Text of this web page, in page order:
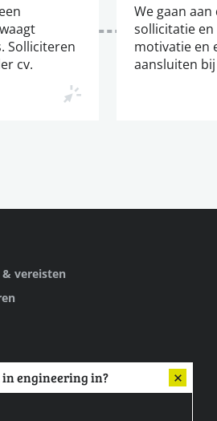
Solliciteren
cv.
We gaan
sollicitatie
motivatie en
aansluiten
vereisten
engineering in?